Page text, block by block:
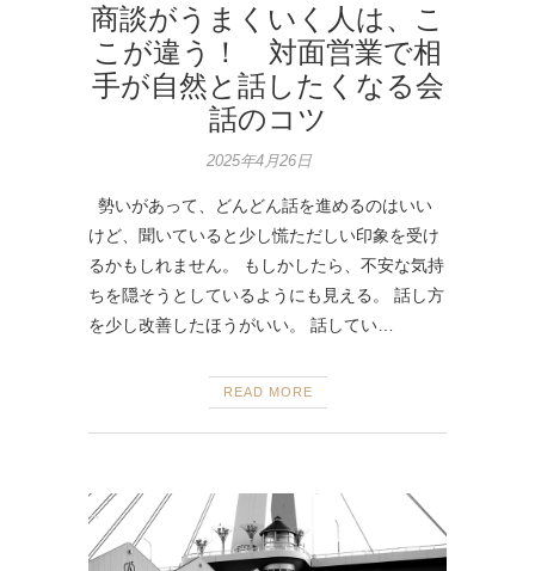
商談がうまくいく人は、こ
こが違う！ 対面営業で相
手が自然と話したくなる会
話のコツ
2025年4月26日
勢いがあって、どんどん話を進めるのはいい
けど、聞いていると少し慌ただしい印象を受け
るかもしれません。 もしかしたら、不安な気持
ちを隠そうとしているようにも見える。 話し方
を少し改善したほうがいい。 話してい…
READ MORE